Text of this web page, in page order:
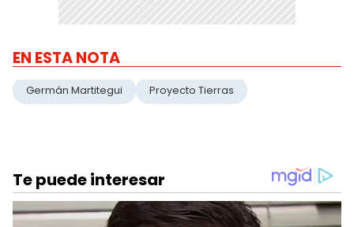
EN ESTA NOTA
Germán Martitegui Proyecto Tierras